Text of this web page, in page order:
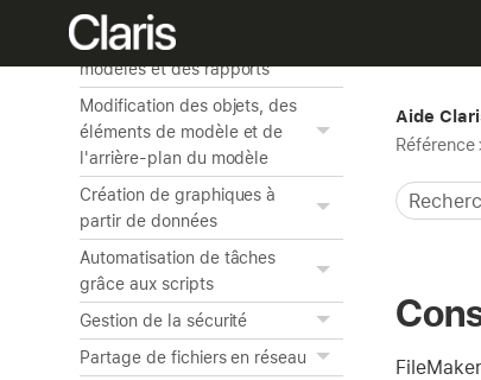
Création et gestion des
modèles et des rapports
Modification des objets, des
éléments de modèle et de
l'arrière-plan du modèle
Création de graphiques à
partir de données
Automatisation de tâches
grâce aux scripts
Gestion de la sécurité
Partage de fichiers en réseau
Aide
Référence